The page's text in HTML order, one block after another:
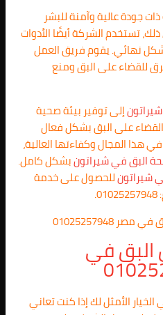
جودة عالية وآمنة للبشر
ذلك، تستخدم الشركة أيضًا الأدوات
نهائي. يقوم فريق العمل
للقضاء على البق ومنع
إلى توفير بيئة صحية
على البق بشكل فعال
هذا المجال وكفاءتها العالية،
البق في شيراتونبشكل كامل.
شيراتونللحصول على خدمة
في
الأمثل لك إذا كنت تعاني